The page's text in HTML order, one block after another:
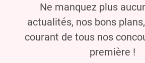
Ne manquez plus
actualités, nos bons
courant de tous nos
première !